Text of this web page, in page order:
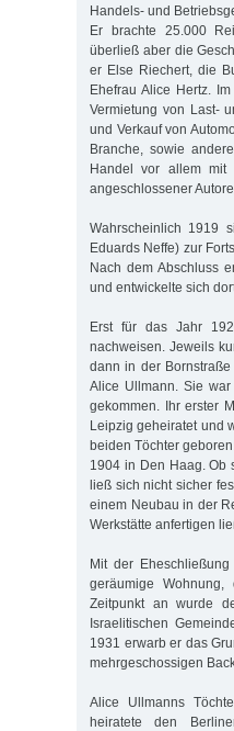
Handels- und
Er brachte 25.000
überließ aber die
er Else Riechert, die
Ehefrau Alice Hertz.
Vermietung von Last-
und Verkauf von
Branche, sowie
Handel vor allem mit
angeschlossener
Wahrscheinlich 1919
Eduards Neffe) zur
Nach dem Abschluss
und entwickelte sich
Erst für das Jahr
nachweisen. Jeweils
dann in der
Alice Ullmann. Sie
gekommen. Ihr erster
Leipzig geheiratet und
beiden Töchter
1904 in Den Haag. Ob
ließ sich nicht sicher
einem Neubau in der
Werkstätte anfertigen
Mit der
geräumige
Zeitpunkt an wurde
Israelitischen
1931 erwarb er das
mehrgeschossigen
Alice Ullmanns
heiratete den